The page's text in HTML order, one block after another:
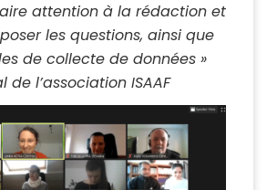
attention à la rédaction et
les questions, ainsi que
de collecte de données »
de l’association ISAAF